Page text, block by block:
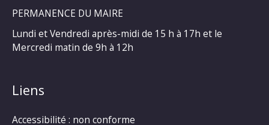
PERMANENCE DU MAIRE
Lundi et Vendredi après-midi de 15 h à 17h et le
Mercredi matin de 9h à 12h
Liens
Accessibilité : non conforme